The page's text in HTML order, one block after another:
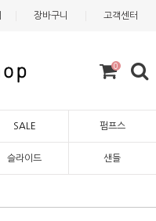
장바구니 고객센터
0
SALE 펌프스
슬라이드 샌들